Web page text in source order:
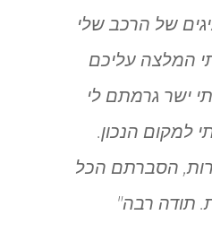
של הרכב שלי
המלצה עליכם
ישר גרמתם לי
למקום הנכון.
הסברתם הכל
תודה רבה"